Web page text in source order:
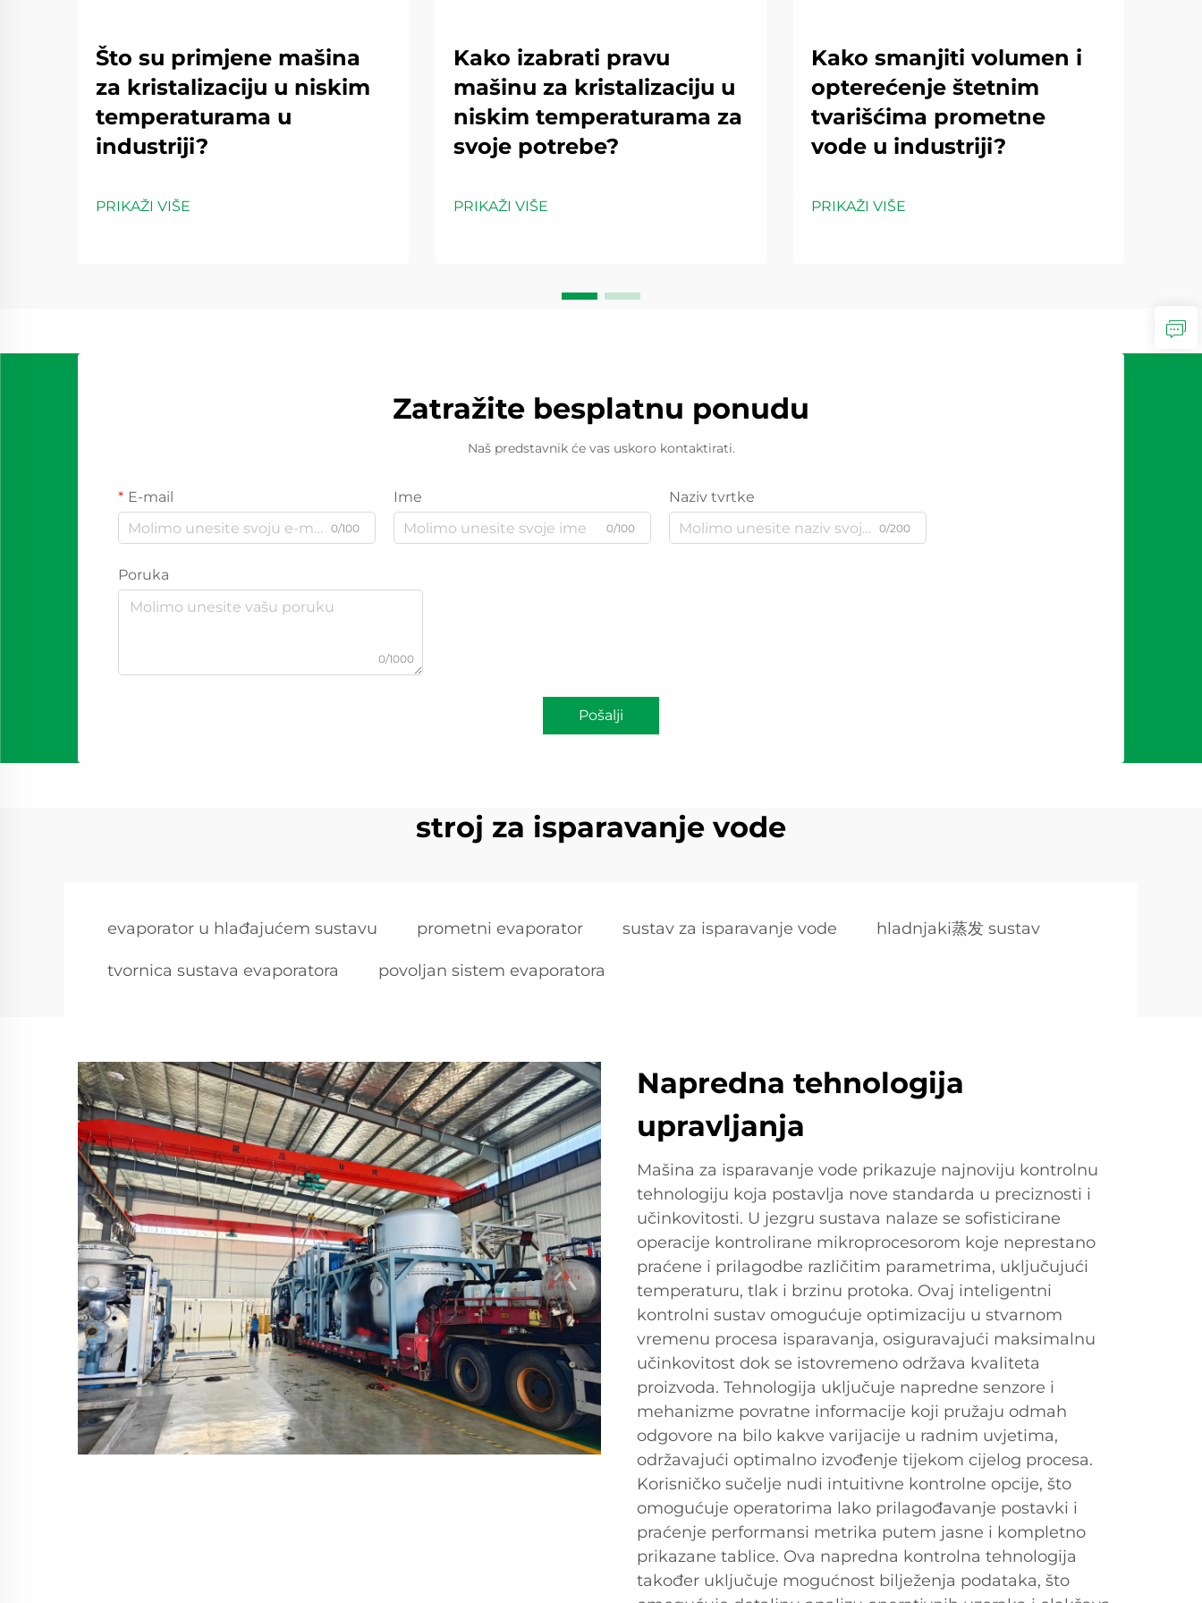
Što su primjene mašina
za kristalizaciju u niskim
temperaturama u
industriji?
PRIKAŽI VIŠE
Kako izabrati pravu
mašinu za kristalizaciju u
niskim temperaturama za
svoje potrebe?
PRIKAŽI VIŠE
Kako smanjiti volumen i
opterećenje štetnim
tvarišćima prometne
vode u industriji?
PRIKAŽI VIŠE
Zatražite besplatnu ponudu
Naš predstavnik će vas uskoro kontaktirati.
E-mail
0/100
Ime
0/100
Naziv tvrtke
0/200
Poruka
0/1000
Pošalji
stroj za isparavanje vode
evaporator u hlađajućem sustavu prometni evaporator sustav za isparavanje vode hladnjaki蒸发 sustav
tvornica sustava evaporatora povoljan sistem evaporatora
Napredna tehnologija
upravljanja
Mašina za isparavanje vode prikazuje najnoviju kontrolnu
tehnologiju koja postavlja nove standarda u preciznosti i
učinkovitosti. U jezgru sustava nalaze se sofisticirane
operacije kontrolirane mikroprocesorom koje neprestano
praćene i prilagodbe različitim parametrima, uključujući
temperaturu, tlak i brzinu protoka. Ovaj inteligentni
kontrolni sustav omogućuje optimizaciju u stvarnom
vremenu procesa isparavanja, osiguravajući maksimalnu
učinkovitost dok se istovremeno održava kvaliteta
proizvoda. Tehnologija uključuje napredne senzore i
mehanizme povratne informacije koji pružaju odmah
odgovore na bilo kakve varijacije u radnim uvjetima,
održavajući optimalno izvođenje tijekom cijelog procesa.
Korisničko sučelje nudi intuitivne kontrolne opcije, što
omogućuje operatorima lako prilagođavanje postavki i
praćenje performansi metrika putem jasne i kompletno
prikazane tablice. Ova napredna kontrolna tehnologija
također uključuje mogućnost bilježenja podataka, što